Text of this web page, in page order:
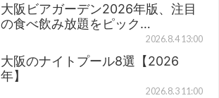
大阪ビアガーデン2026年版、注目
の食べ飲み放題をピック…
2026.8.4 13:00
大阪のナイトプール8選【2026
年】
2026.8.3 11:00